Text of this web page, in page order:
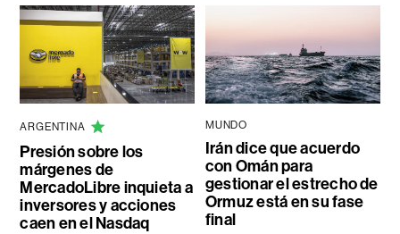
ARGENTINA
Presión sobre los
márgenes de
MercadoLibre inquieta a
inversores y acciones
caen en el Nasdaq
MUNDO
Irán dice que acuerdo
con Omán para
gestionar el estrecho de
Ormuz está en su fase
final